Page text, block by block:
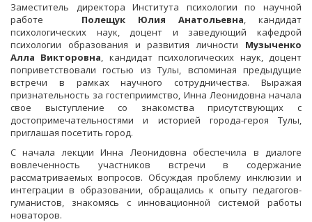
Заместитель директора Института психологии по научной
работе Полещук Юлия Анатольевна, кандидат
психологических наук, доцент и заведующий кафедрой
психологии образования и развития личности Музыченко
Алла Викторовна, кандидат психологических наук, доцент
поприветствовали гостью из Тулы, вспоминая предыдущие
встречи в рамках научного сотрудничества. Выражая
признательность за гостеприимство, Инна Леонидовна начала
свое выступление со знакомства присутствующих с
достопримечательностями и историей города-героя Тулы,
приглашая посетить город.
С начала лекции Инна Леонидовна обеспечила в диалоге
вовлеченность участников встречи в содержание
рассматриваемых вопросов. Обсуждая проблему инклюзии и
интеграции в образовании, обращались к опыту педагогов-
гуманистов, знакомясь с инновационной системой работы
новаторов.